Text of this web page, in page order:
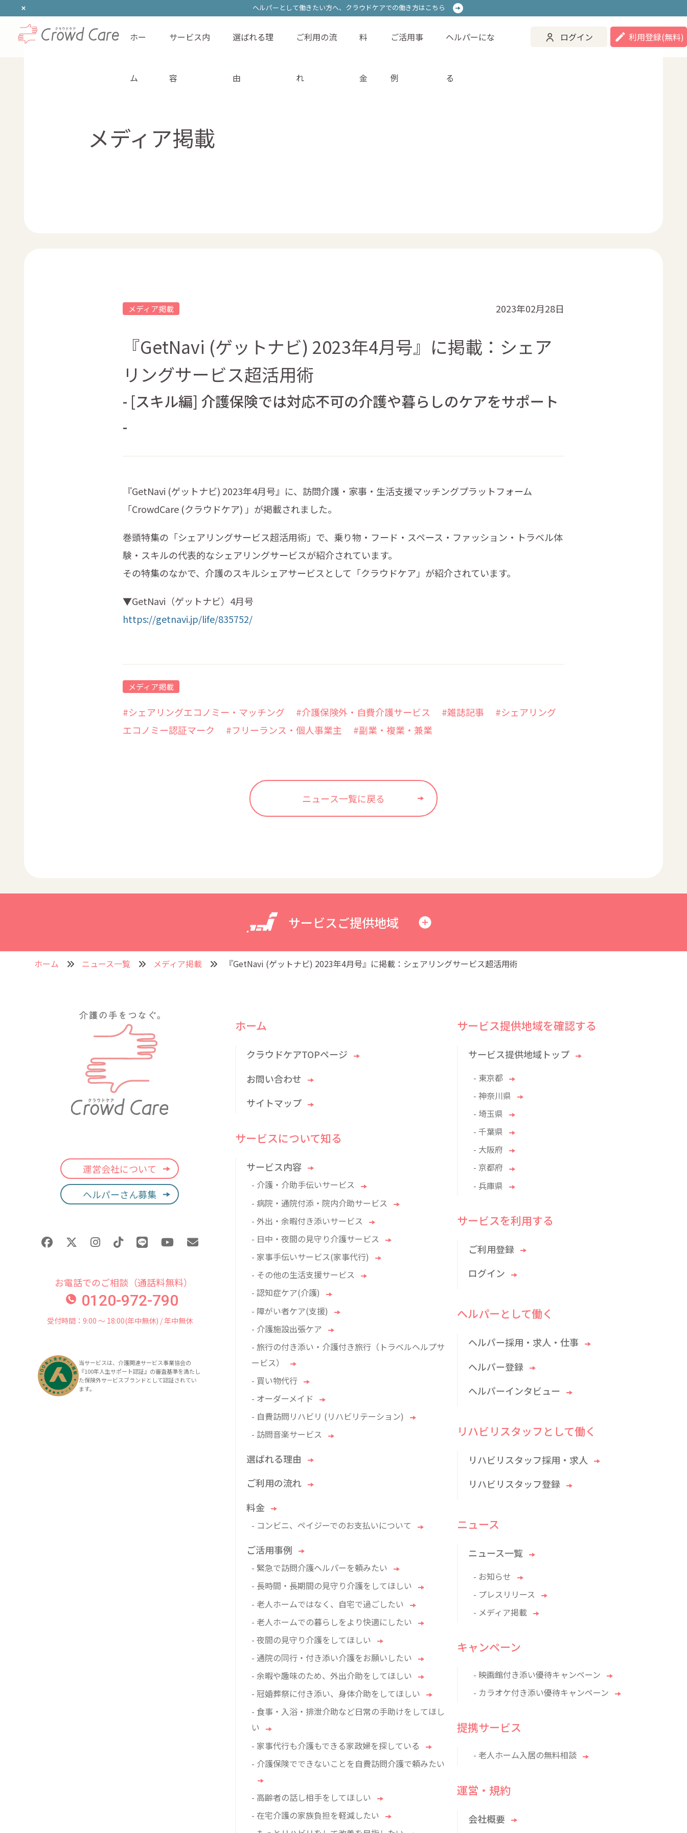
ヘルパーとして働きたい方へ、 クラウドケアでの働き方はこちら
ホーム サービス内容 選ばれる理由 ご利用の流れ 料金 ご活用事例 ヘルパーになる ログイン 登録する
ヘルパーとして働きたい方へ、 クラウドケアでの働き方はこちら
ホー
ム
サービス内
容
選ばれる理
由
ご利用の流
れ
料
金
ご活用事
例
ヘルパーにな
る
ログイン 利用登録(無料)
メディア掲載
メディア掲載 2023年02月28日
『GetNavi (ゲットナビ) 2023年4月号』に掲載：シェア
リングサービス超活用術
- [スキル編] 介護保険では対応不可の介護や暮らしのケアをサポート
-
『GetNavi (ゲットナビ) 2023年4月号』に、訪問介護・家事・生活支援マッチングプラットフォーム
「CrowdCare (クラウドケア) 」が掲載されました。
巻頭特集の「シェアリングサービス超活用術」で、乗り物・フード・スペース・ファッション・トラベル体
験・スキルの代表的なシェアリングサービスが紹介されています。
その特集のなかで、介護のスキルシェアサービスとして「クラウドケア」が紹介されています。
▼GetNavi（ゲットナビ）4月号
https://getnavi.jp/life/835752/
メディア掲載
#シェアリングエコノミー・マッチング #介護保険外・自費介護サービス #雑誌記事
#シェアリング
エコノミー認証マーク
#フリーランス・個人事業主 #副業・複業・兼業
ニュース一覧に戻る
サービスご提供地域
ホーム ニュース一覧 メディア掲載 『GetNavi (ゲットナビ) 2023年4月号』に掲載：シェアリングサービス超活用術
運営会社について
ヘルパーさん募集
お電話でのご相談（通話料無料）
0120-972-790
受付時間：9:00 〜 18:00(年中無休) / 年中無休
当サービスは、介護関連サービス事業協会の
『100年人生サポート認証』の審査基準を満たし
た保険外サービスブランドとして認証されてい
ます。
ホーム
クラウドケアTOPページ
お問い合わせ
サイトマップ
サービスについて知る
サービス内容
- 介護・介助手伝いサービス
- 病院・通院付添・院内介助サービス
- 外出・余暇付き添いサービス
- 日中・夜間の見守り介護サービス
- 家事手伝いサービス(家事代行)
- その他の生活支援サービス
- 認知症ケア(介護)
- 障がい者ケア(支援)
- 介護施設出張ケア
- 旅行の付き添い・介護付き旅行（トラベルヘルプサ
ービス）
- 買い物代行
- オーダーメイド
- 自費訪問リハビリ (リハビリテーション)
- 訪問音楽サービス
選ばれる理由
ご利用の流れ
料金
- コンビニ、ペイジーでのお支払いについて
ご活用事例
- 緊急で訪問介護ヘルパーを頼みたい
- 長時間・長期間の見守り介護をしてほしい
- 老人ホームではなく、自宅で過ごしたい
- 老人ホームでの暮らしをより快適にしたい
- 夜間の見守り介護をしてほしい
- 通院の同行・付き添い介護をお願いしたい
- 余暇や趣味のため、外出介助をしてほしい
- 冠婚葬祭に付き添い、身体介助をしてほしい
- 食事・入浴・排泄介助など日常の手助けをしてほし
い
- 家事代行も介護もできる家政婦を探している
- 介護保険でできないことを自費訪問介護で頼みたい
- 高齢者の話し相手をしてほしい
- 在宅介護の家族負担を軽減したい
サービス提供地域を確認する
サービス提供地域トップ
- 東京都
- 神奈川県
- 埼玉県
- 千葉県
- 大阪府
- 京都府
- 兵庫県
サービスを利用する
ご利用登録
ログイン
ヘルパーとして働く
ヘルパー採用・求人・仕事
ヘルパー登録
ヘルパーインタビュー
リハビリスタッフとして働く
リハビリスタッフ採用・求人
リハビリスタッフ登録
ニュース
ニュース一覧
- お知らせ
- プレスリリース
- メディア掲載
キャンペーン
- 映画館付き添い優待キャンペーン
- カラオケ付き添い優待キャンペーン
提携サービス
- 老人ホーム入居の無料相談
運営・規約
会社概要